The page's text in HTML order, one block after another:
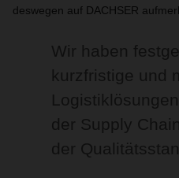
deswegen auf DACHSER
Wir haben
kurzfristige und
der Supply
der